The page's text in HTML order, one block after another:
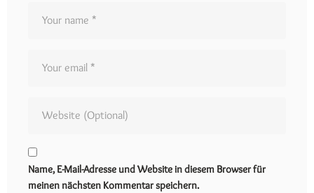
Name, E-Mail-Adresse und Website in diesem Browser für
meinen nächsten Kommentar speichern.